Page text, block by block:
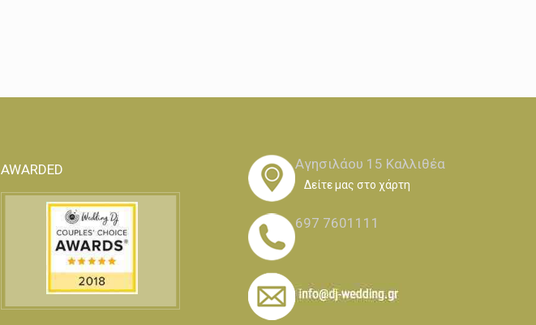
AWARDED Αγησιλάου 15 Καλλιθέα
Δείτε μας στο χάρτη
697 7601111